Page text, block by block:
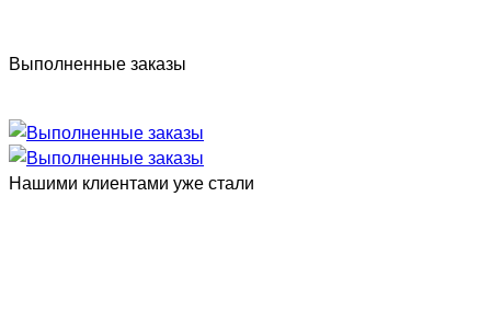
Выполненные заказы
Нашими клиентами уже стали